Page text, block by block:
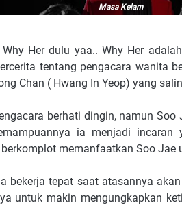
Masa Kelam
Her dulu yaa.. Why Her
tentang pengacara wanita
Chan ( Hwang In Yeop) yang
berhati dingin, namun
ia menjadi
memanfaatkan Soo Jae
bekerja tepat saat atasannya
untuk makin mengungkapkan